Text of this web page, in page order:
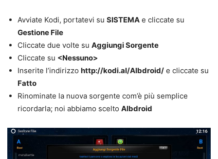
Avviate Kodi, portatevi su SISTEMA e cliccate su
Gestione File
Cliccate due volte su Aggiungi Sorgente
Cliccate su <Nessuno>
Inserite l’indirizzo http://kodi.al/Albdroid/ e cliccate su
Fatto
Rinominate la nuova sorgente com’è più semplice
ricordarla; noi abbiamo scelto Albdroid